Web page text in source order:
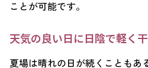
ことが可能です。
天気の良い日に日陰で軽く
夏場は晴れの日が続くこともあ